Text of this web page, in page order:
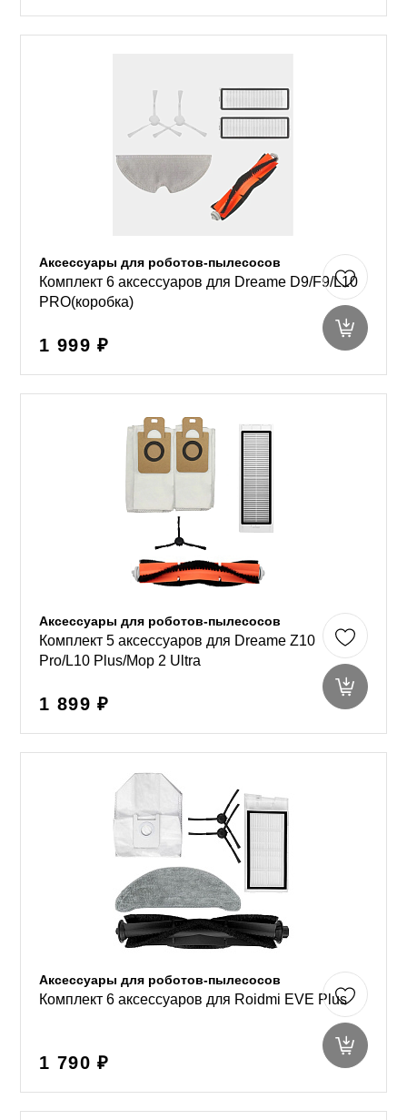
Аксессуары для роботов-пылесосов
Комплект 6 аксессуаров для Dreame D9/F9/L10
PRO(коробка)
1 999 ₽
Аксессуары для роботов-пылесосов
Комплект 5 аксессуаров для Dreame Z10
Pro/L10 Plus/Mop 2 Ultra
1 899 ₽
Аксессуары для роботов-пылесосов
Комплект 6 аксессуаров для Roidmi EVE Plus
1 790 ₽